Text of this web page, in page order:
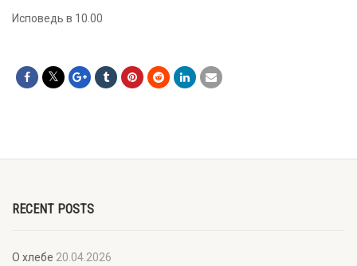
Исповедь в 10.00
RECENT POSTS
О хлебе 20.04.2026